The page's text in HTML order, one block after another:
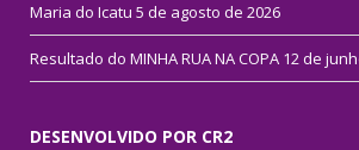
Maria do Icatu 5 de agosto de 2026
Resultado do MINHA RUA NA COPA 12 de
DESENVOLVIDO POR CR2